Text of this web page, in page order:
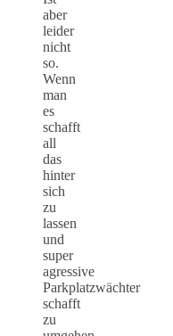
aber
leider
nicht
so.
Wenn
man
es
schafft
all
das
hinter
sich
zu
lassen
und
super
agressive
Parkplatzwächter
schafft
zu